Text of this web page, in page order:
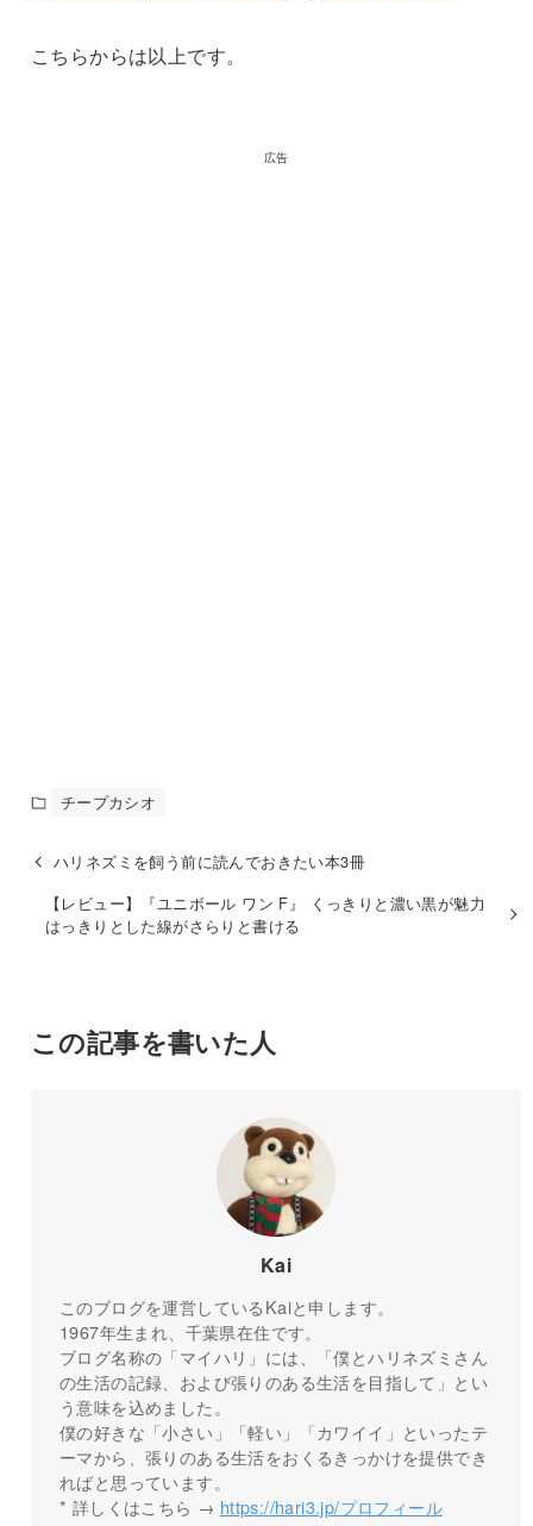
こちらからは以上です。
広告
チープカシオ
ハリネズミを飼う前に読んでおきたい本3冊
【レビュー】『ユニボール ワン F』 くっきりと濃い黒が魅力
はっきりとした線がさらりと書ける
この記事を書いた人
Kai
このブログを運営しているKaiと申します。
1967年生まれ、千葉県在住です。
ブログ名称の「マイハリ」には、「僕とハリネズミさん
の生活の記録、および張りのある生活を目指して」とい
う意味を込めました。
僕の好きな「小さい」「軽い」「カワイイ」といったテ
ーマから、張りのある生活をおくるきっかけを提供でき
ればと思っています。
* 詳しくはこちら → https://hari3.jp/プロフィール